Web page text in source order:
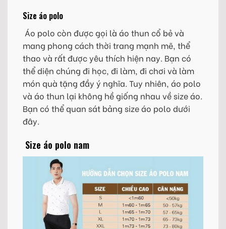
Size áo polo
Áo polo còn được gọi là áo thun cổ bẻ và
mang phong cách thời trang mạnh mẽ, thể
thao và rất được yêu thích hiện nay. Bạn có
thể diện chúng đi học, đi làm, đi chơi và làm
món quà tặng đầy ý nghĩa. Tuy nhiên, áo polo
và áo thun lại không hề giống nhau về size áo.
Bạn có thể quan sát bảng size áo polo dưới
đây.
Size áo polo nam